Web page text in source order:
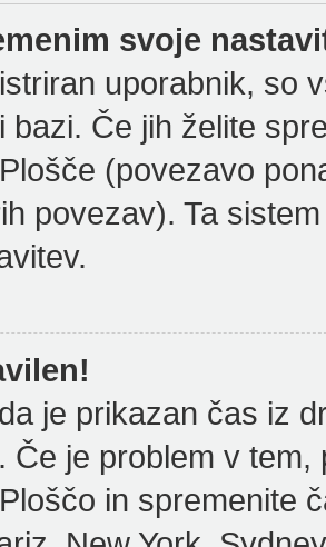
svoje
uporabnik, so
bazi. Če jih želite
(povezavo
povezav). Ta
je prikazan čas iz
Če je problem v
in spremenite